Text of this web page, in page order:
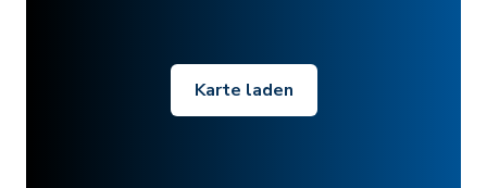
Karte laden